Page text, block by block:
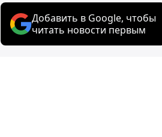
Добавить в Google, чтобы
читать новости первым